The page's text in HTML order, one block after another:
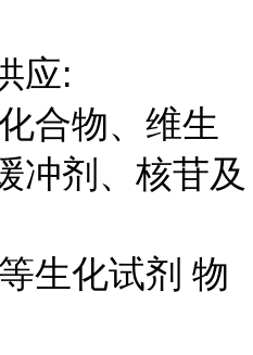
应:
合物、维生
冲剂、核苷及
生化试剂 物